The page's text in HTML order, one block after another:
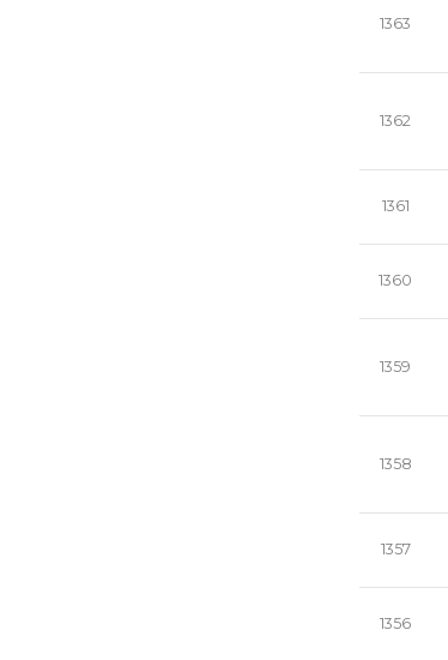
1363
1362
1361
1360
1359
1358
1357
1356